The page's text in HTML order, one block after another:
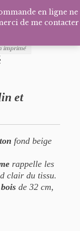
Facebook
Pinterest
Tél
imprimé
et
fond beige
rappelle les
clair du tissu.
de 32 cm,
en ligne ne
de me contacter